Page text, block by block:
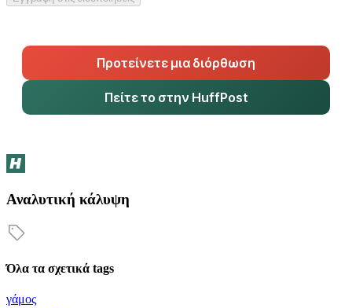
Προτείνετε μια διόρθωση
Πείτε το στην HuffPost
Αναλυτική κάλυψη
Όλα τα σχετικά tags
γάμος